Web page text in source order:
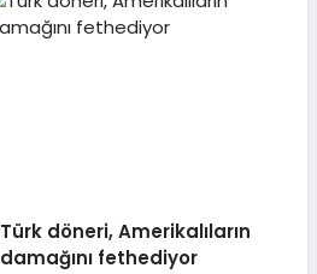
Türk döneri, Amerikalıların
damağını fethediyor